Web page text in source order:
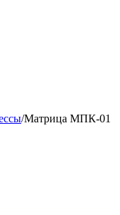
/Матрица МПК-01